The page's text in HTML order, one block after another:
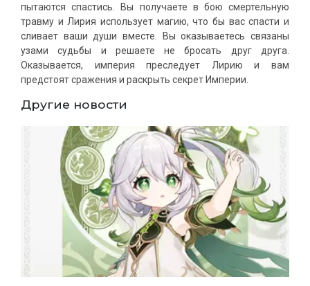
пытаются спастись. Вы получаете в бою смертельную
травму и Лирия использует магию, что бы вас спасти и
сливает ваши души вместе. Вы оказываетесь связаны
узами судьбы и решаете не бросать друг друга.
Оказывается, империя преследует Лирию и вам
предстоят сражения и раскрыть секрет Империи.
Другие новости